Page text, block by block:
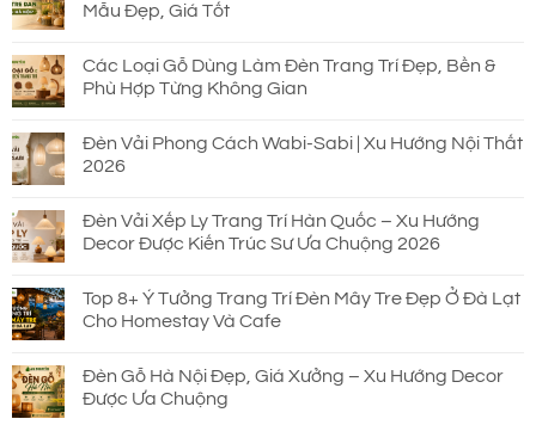
Mẫu Đẹp, Giá Tốt
Các Loại Gỗ Dùng Làm Đèn Trang Trí Đẹp, Bền &
Phù Hợp Từng Không Gian
Đèn Vải Phong Cách Wabi-Sabi | Xu Hướng Nội Thất
2026
Đèn Vải Xếp Ly Trang Trí Hàn Quốc – Xu Hướng
Decor Được Kiến Trúc Sư Ưa Chuộng 2026
Top 8+ Ý Tưởng Trang Trí Đèn Mây Tre Đẹp Ở Đà Lạt
Cho Homestay Và Cafe
Đèn Gỗ Hà Nội Đẹp, Giá Xưởng – Xu Hướng Decor
Được Ưa Chuộng